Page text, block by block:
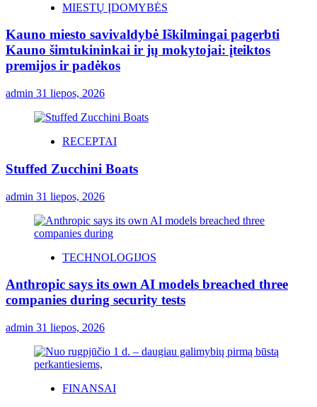
MIESTŲ ĮDOMYBĖS
Kauno miesto savivaldybė Iškilmingai pagerbti
Kauno šimtukininkai ir jų mokytojai: įteiktos
premijos ir padėkos
admin 31 liepos, 2026
RECEPTAI
Stuffed Zucchini Boats
admin 31 liepos, 2026
TECHNOLOGIJOS
Anthropic says its own AI models breached three
companies during security tests
admin 31 liepos, 2026
FINANSAI